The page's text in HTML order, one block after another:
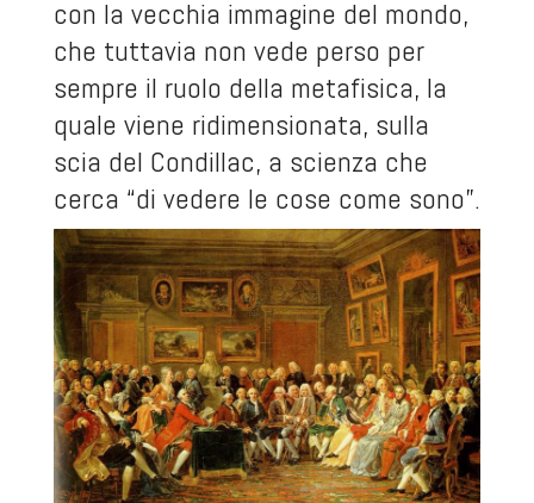
con la vecchia immagine del mondo,
che tuttavia non vede perso per
sempre il ruolo della metafisica, la
quale viene ridimensionata, sulla
scia del Condillac, a scienza che
cerca “di vedere le cose come sono”.